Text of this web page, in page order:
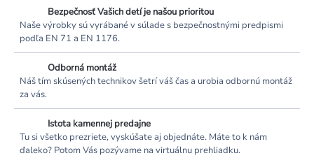
Bezpečnosť Vašich detí je našou prioritou
Naše výrobky sú vyrábané v súlade s bezpečnostnými predpismi
podľa EN 71 a EN 1176.
Odborná montáž
Náš tím skúsených technikov šetrí váš čas a urobia odbornú montáž
za vás.
Istota kamennej predajne
Tu si všetko prezriete, vyskúšate aj objednáte. Máte to k nám
ďaleko? Potom Vás pozývame na virtuálnu prehliadku.